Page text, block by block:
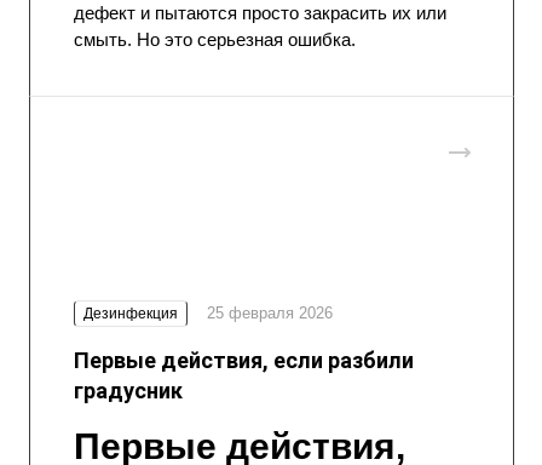
дефект и пытаются просто закрасить их или
смыть. Но это серьезная ошибка.
Дезинфекция 25 февраля 2026
Первые действия, если разбили
градусник
Первые действия,